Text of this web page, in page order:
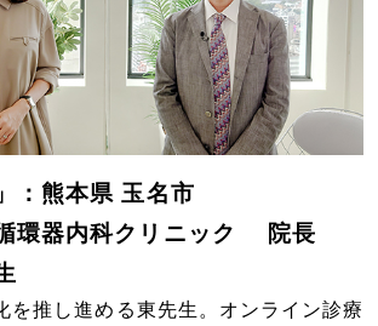
：熊本県 玉名市
環器内科クリニック 院長
を推し進める東先生。オンライン診療